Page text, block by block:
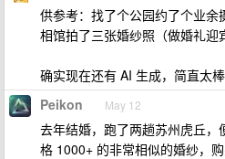
供参考：找了个公园约了个业
相馆拍了三张婚纱照（做婚礼迎
确实现在还有 AI 生成，简直太棒
Peikon May 12
去年结婚，跑了两趟苏州虎丘
格 1000+ 的非常相似的婚纱，